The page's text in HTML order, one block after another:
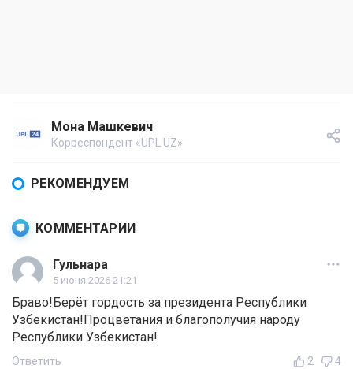
Мона Машкевич
Корреспондент «UPL.UZ»
РЕКОМЕНДУЕМ
КОММЕНТАРИИ
Гульнара
5 июня 2026 21:21
Браво!Берёт гордость за президента Республики
Узбекистан!Процветания и благополучия народу
Республики Узбекистан!
Ответить 2 4